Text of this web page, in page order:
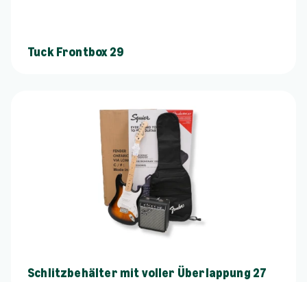
Tuck Frontbox 29
Schlitzbehälter mit voller Überlappung 27